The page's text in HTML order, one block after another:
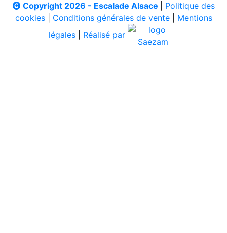
Copyright 2026 - Escalade Alsace
Politique des
cookies| Conditions générales de vente| Mentions
légales
Réalisé par